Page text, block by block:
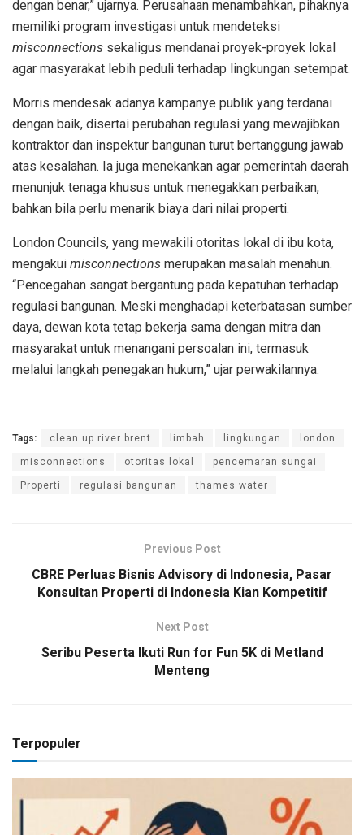
dengan benar,” ujarnya. Perusahaan menambahkan, pihaknya
memiliki program investigasi untuk mendeteksi
misconnections sekaligus mendanai proyek-proyek lokal
agar masyarakat lebih peduli terhadap lingkungan setempat.
Morris mendesak adanya kampanye publik yang terdanai
dengan baik, disertai perubahan regulasi yang mewajibkan
kontraktor dan inspektur bangunan turut bertanggung jawab
atas kesalahan. Ia juga menekankan agar pemerintah daerah
menunjuk tenaga khusus untuk menegakkan perbaikan,
bahkan bila perlu menarik biaya dari nilai properti.
London Councils, yang mewakili otoritas lokal di ibu kota,
mengakui misconnections merupakan masalah menahun.
“Pencegahan sangat bergantung pada kepatuhan terhadap
regulasi bangunan. Meski menghadapi keterbatasan sumber
daya, dewan kota tetap bekerja sama dengan mitra dan
masyarakat untuk menangani persoalan ini, termasuk
melalui langkah penegakan hukum,” ujar perwakilannya.
Tags: clean up river brent limbah lingkungan london
misconnections otoritas lokal pencemaran sungai
Properti regulasi bangunan thames water
Previous Post
CBRE Perluas Bisnis Advisory di Indonesia, Pasar
Konsultan Properti di Indonesia Kian Kompetitif
Next Post
Seribu Peserta Ikuti Run for Fun 5K di Metland
Menteng
Terpopuler